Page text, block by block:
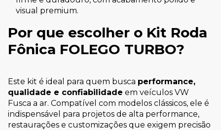
visual premium.
Por que escolher o Kit Roda
Fônica FOLEGO TURBO?
Este kit é ideal para quem busca performance,
qualidade e confiabilidade em veículos VW
Fusca a ar. Compatível com modelos clássicos, ele é
indispensável para projetos de alta performance,
restaurações e customizações que exigem precisão